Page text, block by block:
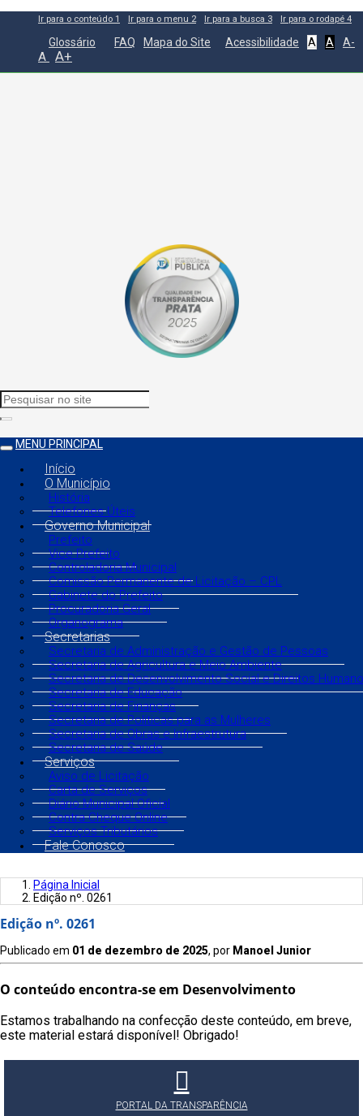
Ir para o conteúdo 1 Ir para o menu 2 Ir para a busca 3 Ir para o rodapé 4
Glossário FAQ Mapa do Site Acessibilidade A A A-
A A+
MENU PRINCIPAL
Início
O Município
História
Telefones Úteis
Governo Municipal
Prefeito
Vice Prefeito
Controladoria Municipal
Comissão Permanente de Licitação – CPL
Gabinete do Prefeito
Procuradoria Geral
Organograma
Secretarias
Secretaria de Administração e Gestão de Pessoas
Secretaria de Agricultura e Meio Ambiente
Secretaria de Desenvolvimento Social e Direitos
Secretaria de Educação
Secretaria de Finanças
Secretaria de Políticas para as Mulheres
Secretaria de Obras e Infraestrutura
Secretaria de Saúde
Serviços
Aviso de Licitação
Carta de Serviços
Diário Municipal Oficial
Contra Cheque Online
Serviços Tributários
Fale Conosco
Página Inicial
Edição nº. 0261
Edição nº. 0261
Publicado em 01 de dezembro de 2025, por Manoel Junior
O conteúdo encontra-se em Desenvolvimento
Estamos trabalhando na confecção deste conteúdo, em breve,
este material estará disponível! Obrigado!
PORTAL DA TRANSPARÊNCIA